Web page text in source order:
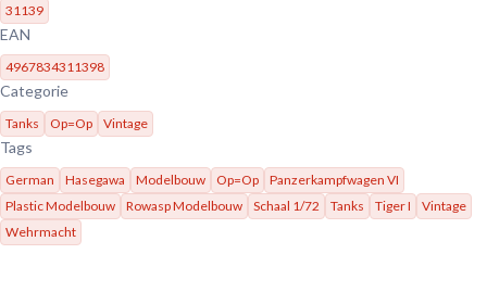
31139
EAN
4967834311398
Categorie
Tanks Op=Op Vintage
Tags
German Hasegawa Modelbouw Op=Op
Panzerkampfwagen VI
Plastic Modelbouw
Rowasp Modelbouw Schaal 1/72 Tanks Tiger I
Vintage
Wehrmacht